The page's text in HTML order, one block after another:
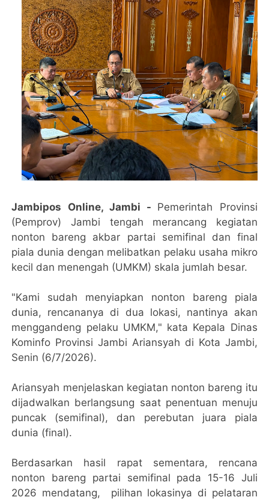
Jambipos Online, Jambi - Pemerintah Provinsi
(Pemprov) Jambi tengah merancang kegiatan
nonton bareng akbar partai semifinal dan final
piala dunia dengan melibatkan pelaku usaha mikro
kecil dan menengah (UMKM) skala jumlah besar.
"Kami sudah menyiapkan nonton bareng piala
dunia, rencananya di dua lokasi, nantinya akan
menggandeng pelaku UMKM," kata Kepala Dinas
Kominfo Provinsi Jambi Ariansyah di Kota Jambi,
Senin (6/7/2026).
Ariansyah menjelaskan kegiatan nonton bareng itu
dijadwalkan berlangsung saat penentuan menuju
puncak (semifinal), dan perebutan juara piala
dunia (final).
Berdasarkan hasil rapat sementara, rencana
nonton bareng partai semifinal pada 15-16 Juli
2026 mendatang, pilihan lokasinya di pelataran